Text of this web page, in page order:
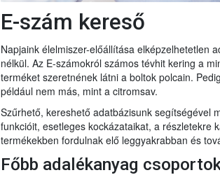
E-szám kereső
Napjaink élelmiszer-előállítása elképzelhetetlen
nélkül. Az E-számokról számos tévhit kering a
terméket szeretnének látni a boltok polcain.
például nem más, mint a citromsav.
Szűrhető, kereshető adatbázisunk segítségével
funkcióit, esetleges kockázataikat, a részletekre
termékekben fordulnak elő leggyakrabban és
Főbb adalékanyag